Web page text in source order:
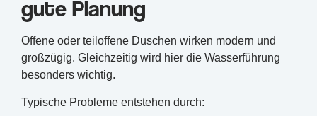
gute Planung
Offene oder teiloffene Duschen wirken modern und
großzügig. Gleichzeitig wird hier die Wasserführung
besonders wichtig.
Typische Probleme entstehen durch: